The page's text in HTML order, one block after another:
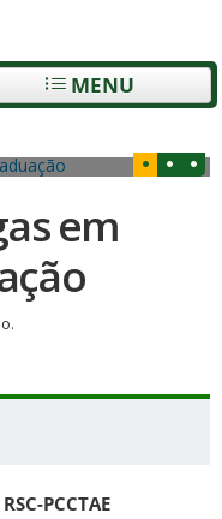
MENU
em
PCCTAE